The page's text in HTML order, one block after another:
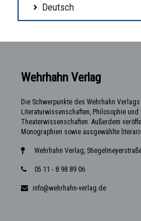
Deutsch
Wehrhahn Verlag
Die Schwerpunkte des Wehrhahn
Literaturwissenschaften, Philosophie
Theaterwissenschaften. Außerdem
Monographien sowie ausgewählte
Wehrhahn Verlag,
05 11 - 8 98 89 06
info@wehrhahn-verlag.de